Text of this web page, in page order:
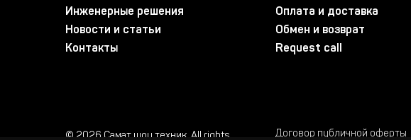
Инженерные решения
Новости и статьи
Контакты
Оплата и доставка
Обмен и возврат
Request call
© 2026 Самат шоу техник. All rights Договор публичной оферты